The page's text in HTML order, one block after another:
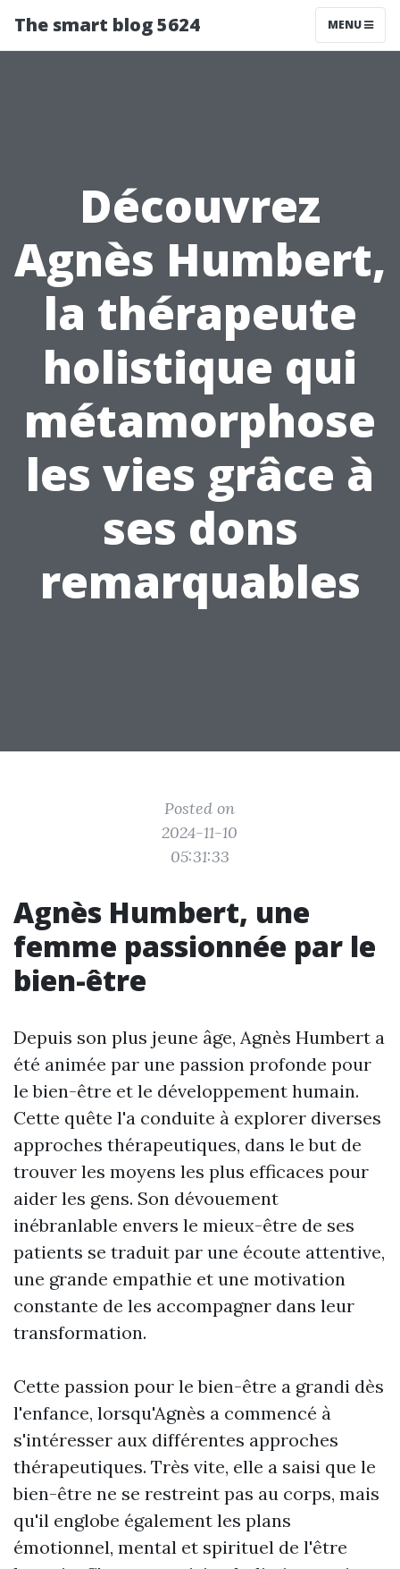
The smart blog 5624 MENU
Découvrez
Agnès Humbert,
la thérapeute
holistique qui
métamorphose
les vies grâce à
ses dons
remarquables
Posted on
2024-11-10
05:31:33
Agnès Humbert, une
femme passionnée par le
bien-être
Depuis son plus jeune âge, Agnès Humbert a
été animée par une passion profonde pour
le bien-être et le développement humain.
Cette quête l'a conduite à explorer diverses
approches thérapeutiques, dans le but de
trouver les moyens les plus efficaces pour
aider les gens. Son dévouement
inébranlable envers le mieux-être de ses
patients se traduit par une écoute attentive,
une grande empathie et une motivation
constante de les accompagner dans leur
transformation.
Cette passion pour le bien-être a grandi dès
l'enfance, lorsqu'Agnès a commencé à
s'intéresser aux différentes approches
thérapeutiques. Très vite, elle a saisi que le
bien-être ne se restreint pas au corps, mais
qu'il englobe également les plans
émotionnel, mental et spirituel de l'être